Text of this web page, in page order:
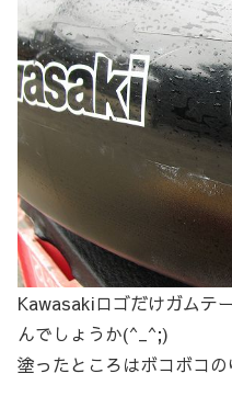
Kawasakiロゴだけガムテ
んでしょうか(^_^;)
塗ったところはボコボコ